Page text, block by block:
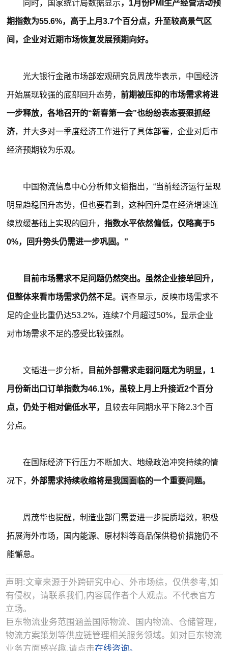
同时，国家统计局数据显示，1月份PMI生产经营活动预
期指数为55.6%，高于上月3.7个百分点，升至较高景气区
间，企业对近期市场恢复发展预期向好。
光大银行金融市场部宏观研究员周茂华表示，中国经济
开始展现较强的底部回升态势，前期被压抑的市场需求将进
一步释放，各地召开的“新春第一会”也纷纷表态要狠抓经
济，并大多对一季度经济工作进行了具体部署，企业对后市
经济预期较为乐观。
中国物流信息中心分析师文韬指出，“当前经济运行呈现
明显趋稳回升态势，但也要看到，这种回升是在经济增速连
续放缓基础上实现的回升，指数水平依然偏低，仅略高于5
0%，回升势头仍需进一步巩固。”
目前市场需求不足问题仍然突出。虽然企业接单回升，
但整体来看市场需求仍然不足。调查显示，反映市场需求不
足的企业比重仍达53.2%，连续7个月超过50%，显示企业
对市场需求不足的感受比较强烈。
文韬进一步分析， 目前外部需求走弱问题尤为明显，1
月份新出口订单指数为46.1%，虽较上月上升接近2个百分
点，仍处于相对偏低水平， 且较去年同期水平下降2.3个百
分点。
在国际经济下行压力不断加大、地缘政治冲突持续的情
况下，外部需求持续收缩将是我国面临的一个重要问题。
周茂华也提醒，制造业部门需要进一步提质增效，积极
拓展海外市场，国内能源、原材料等商品保供稳价措施仍不
能懈怠。
声明:文章来源于外跨研究中心、外市场综，仅供参考,如
有侵权，请联系我们,内容属作者个人观点。不代表官方
立场。
巨东物流业务范围涵盖国际物流、国内物流、仓储管理，
物流方案策划等供应链管理相关服务领域。如对巨东物流
业务方面感兴趣,请点击在线咨询。